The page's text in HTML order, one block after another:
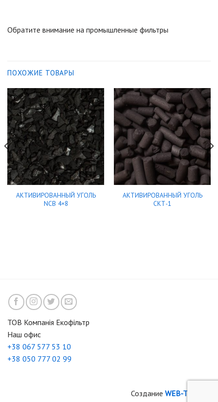
Обратите внимание на промышленные фильтры
ПОХОЖИЕ ТОВАРЫ
АКТИВИРОВАННЫЙ УГОЛЬ
NCB 4×8
АКТИВИРОВАННЫЙ УГОЛЬ
СКТ-1
ТОВ Компанія Екофільтр
Наш офис
+38 067 577 53 10
+38 050 777 02 99
Создание WEB-TIME